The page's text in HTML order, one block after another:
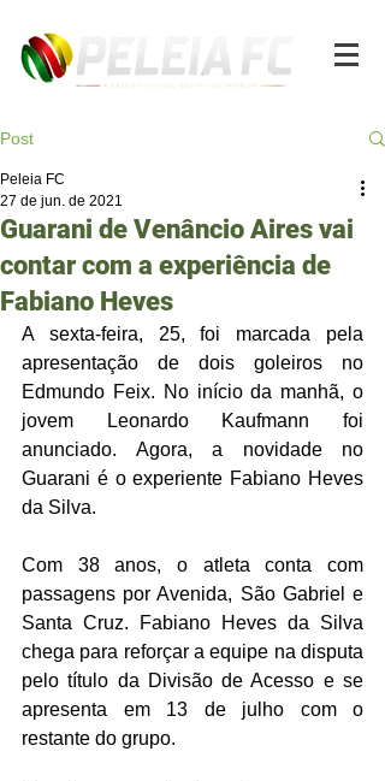
Post
Guarani de Venâncio Aires vai
contar com a experiência de
Fabiano Heves
Peleia FC
27 de jun. de 2021
A sexta-feira, 25, foi marcada pela
apresentação de dois goleiros no
Edmundo Feix. No início da manhã, o
jovem Leonardo Kaufmann foi
anunciado. Agora, a novidade no
Guarani é o experiente Fabiano Heves
da Silva.
Com 38 anos, o atleta conta com
passagens por Avenida, São Gabriel e
Santa Cruz. Fabiano Heves da Silva
chega para reforçar a equipe na disputa
pelo título da Divisão de Acesso e se
apresenta em 13 de julho com o
restante do grupo.